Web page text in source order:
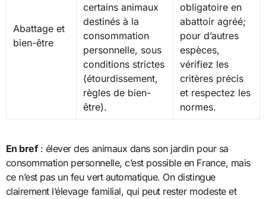
Abattage et
bien-être
certains animaux
destinés à la
consommation
personnelle, sous
conditions strictes
(étourdissement,
règles de bien-
être).
obligatoire en
abattoir agréé;
pour d’autres
espèces,
vérifiez les
critères précis
et respectez les
normes.
En bref: élever des animaux dans son jardin pour sa
consommation personnelle, c’est possible en France, mais
ce n’est pas un feu vert automatique. On distingue
clairement l’élevage familial, qui peut rester modeste et